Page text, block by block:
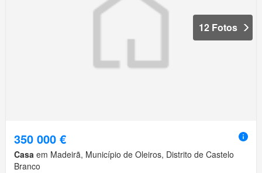
12 Fotos
350 000 €
Casa em Madeirã, Município de Oleiros, Distrito de Castelo
Branco